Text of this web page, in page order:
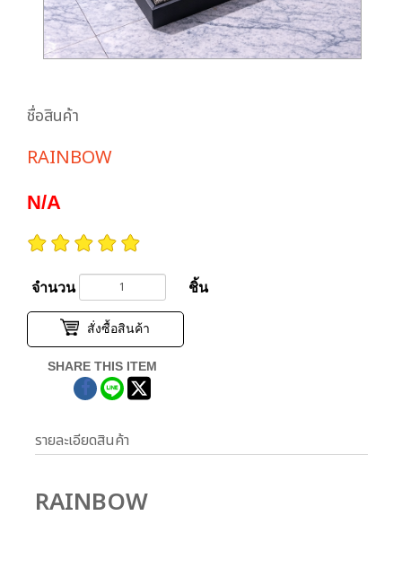
ชื่อสินค้า
RAINBOW
N/A
จำนวน ชิ้น
สั่งซื้อสินค้า
SHARE THIS ITEM
รายละเอียดสินค้า
RAINBOW